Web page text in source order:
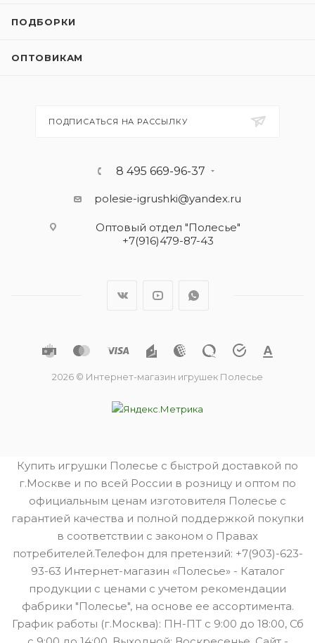
ПОДБОРКИ
ОПТОВИКАМ
ПОДПИСАТЬСЯ НА РАССЫЛКУ
8 495 669-96-37
polesie-igrushki@yandex.ru
Оптовый отдел "Полесье"
+7(916)479-87-43
2026 © Интернет-магазин игрушек Полесье
Купить игрушки Полесье с быстрой доставкой по
г.Москве и по всей России в розницу и оптом по
официальным ценам изготовителя Полесье с
гарантией качества и полной поддержкой покупки
в соответствии с законом о Правах
потребителей.Телефон для претензий: +7(903)-623-
93-63 Интернет-магазин «Полесье» - Каталог
продукции с ценами с учетом рекомендации
фабрики "Полесье", на основе ее ассортимента.
График работы (г.Москва): ПН-ПТ с 9:00 до 18:00, Сб